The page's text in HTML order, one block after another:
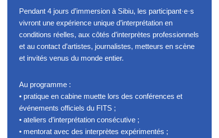
Pendant 4 jours d’immersion à Sibiu, les participant·e·s
vivront une expérience unique d’interprétation en
conditions réelles, aux côtés d’interprètes professionnels
et au contact d’artistes, journalistes, metteurs en scène
et invités venus du monde entier.
Au programme :
• pratique en cabine muette lors des conférences et
événements officiels du FITS ;
• ateliers d’interprétation consécutive ;
• mentorat avec des interprètes expérimentés ;